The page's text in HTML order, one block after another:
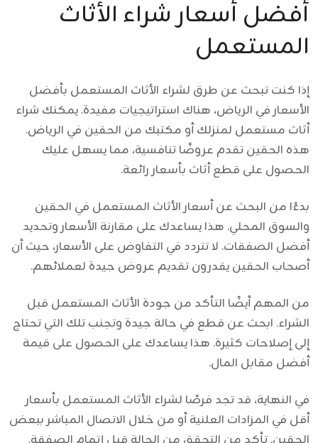
أفضل أسعار شراء الأثاث
المستعمل
إذا كنت تبحث عن طرق لشراء الأثاث المستعمل بأفضل
الأسعار في الرياض، هناك استراتيجيات مفيدة. يمكنك شراء
أثاث مستعمل لمنزلك أو مكتبك من الحقين في الرياض.
هذه الحقين تقدم عروضًا تنافسية، مما يسهل عليك
الحصول على قطع أثاث بأسعار رائعة.
بدءًا من البحث عن أسعار الأثاث المستعمل في الحقين
والسوق المحلي. هذا يساعدك على مقارنة الأسعار وتحديد
أفضل الصفقات. لا تتردد في التفاوض على الأسعار، حيث أن
أصحاب الحقين يقدرون تقديم عروض جيدة لعملائهم.
من المهم أيضًا التأكد من جودة الأثاث المستعمل قبل
الشراء. ابحث عن قطع في حالة جيدة وتجنب تلك التي تحتاج
إلى إصلاحات كثيرة. هذا يساعدك على الحصول على قيمة
أفضل مقابل المال.
في النهاية، قد تجد فرصًا لشراء الأثاث المستعمل بأسعار
أقل في المزادات العلنية أو من خلال الاتصال المباشر ببعض